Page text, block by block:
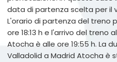
data di partenza scelta per il
L'orario di partenza del treno
ore 18:13 h e l'arrivo del treno
Atocha è alle ore 19:55 h. La
Valladolid a Madrid Atocha è